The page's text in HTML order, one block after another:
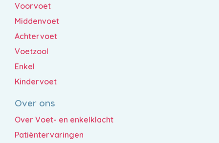
Voorvoet
Middenvoet
Achtervoet
Voetzool
Enkel
Kindervoet
Over ons
Over Voet- en enkelklacht
Patiëntervaringen